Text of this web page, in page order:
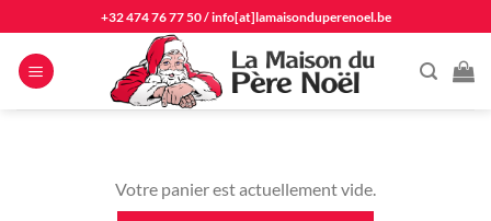
au
contenu
+32 474 76 77 50/info[at]lamaisonduperenoel.be
Votre panier est actuellement vide.